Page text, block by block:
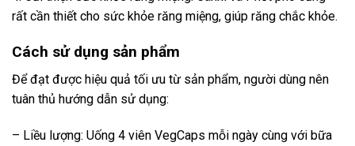
rất cần thiết cho sức khỏe răng miệng, giúp răng chắc khỏe.
Cách sử dụng sản phẩm
Để đạt được hiệu quả tối ưu từ sản phẩm, người dùng nên
tuân thủ hướng dẫn sử dụng:
– Liều lượng: Uống 4 viên VegCaps mỗi ngày cùng với bữa